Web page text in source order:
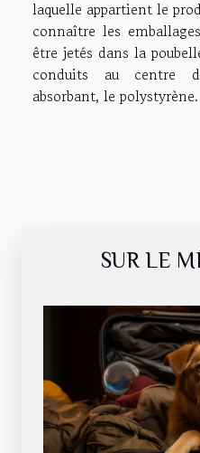
laquelle appartient le
connaître les
être jetés dans la
conduits au centre
absorbant, le polystyrène.
SUR LE